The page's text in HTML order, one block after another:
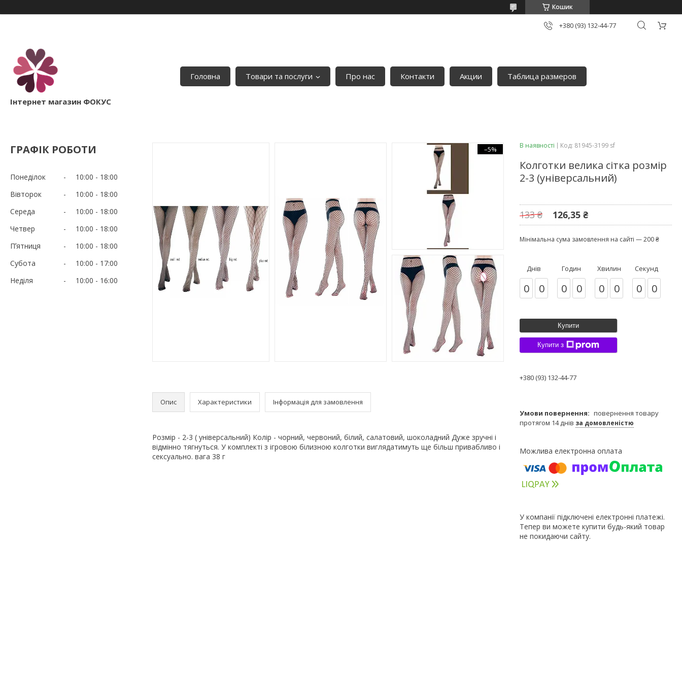
Кошик
+380 (93) 132-44-77
Інтернет магазин ФОКУС
Головна Товари та послуги Про нас Контакти Акции Таблица размеров
ГРАФІК РОБОТИ
Понеділок 10:00
18:00
Вівторок
10:00
18:00
Середа
10:00
18:00
Четвер
10:00
18:00
Пʼятниця
10:00
18:00
Субота
10:00
17:00
Неділя
10:00 16:00
–5%
Опис Характеристики Інформація для замовлення
Розмір - 2-3 ( універсальний) Колір - чорний, червоний, білий, салатовий, шоколадний Дуже зручні і
відмінно тягнуться. У комплекті з ігровою білизною колготки виглядатимуть ще більш привабливо і
сексуально. вага 38 г
В наявності Код: 81945-3199 sf
Колготки велика сітка розмір
2-3 (універсальний)
133 ₴ 126,35 ₴
Мінімальна сума замовлення на сайті — 200 ₴
Днів
0 0
Годин
0 0
Хвилин
0 0
Секунд
0 0
Купити
Купити з
+380 (93) 132-44-77
повернення товару
протягом 14 днів за домовленістю
У компанії підключені електронні платежі.
Тепер ви можете купити будь-який товар
не покидаючи сайту.